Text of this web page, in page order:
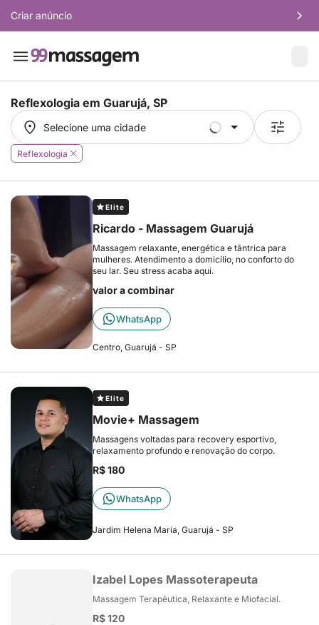
Criar anúncio
Reflexologia em Guarujá, SP
Selecione uma cidade
Selecione uma cidade
Reflexologia
Elite
Ricardo - Massagem Guarujá
Massagem relaxante, energética e tântrica para
mulheres. Atendimento a domicílio, no conforto do
seu lar. Seu stress acaba aqui.
valor a combinar
WhatsApp
Centro, Guarujá - SP
Elite
Movie+ Massagem
Massagens voltadas para recovery esportivo,
relaxamento profundo e renovação do corpo.
R$ 180
WhatsApp
Jardim Helena Maria, Guarujá - SP
Izabel Lopes Massoterapeuta
Massagem Terapêutica, Relaxante e Miofacial.
R$ 120